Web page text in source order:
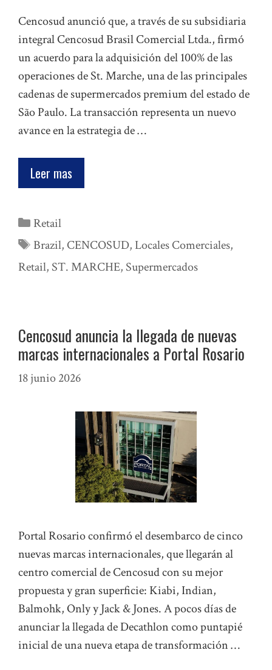
Cencosud anunció que, a través de su subsidiaria
integral Cencosud Brasil Comercial Ltda., firmó
un acuerdo para la adquisición del 100% de las
operaciones de St. Marche, una de las principales
cadenas de supermercados premium del estado de
São Paulo. La transacción representa un nuevo
avance en la estrategia de …
Leer mas
Categorías
Retail
Etiquetas
Brazil, CENCOSUD,Locales Comerciales,
Retail, ST. MARCHE, Supermercados
Cencosud anuncia la llegada de nuevas
marcas internacionales a Portal Rosario
18 junio 2026
Portal Rosario confirmó el desembarco de cinco
nuevas marcas internacionales, que llegarán al
centro comercial de Cencosud con su mejor
propuesta y gran superficie: Kiabi, Indian,
Balmohk, Only y Jack & Jones. A pocos días de
anunciar la llegada de Decathlon como puntapié
inicial de una nueva etapa de transformación …